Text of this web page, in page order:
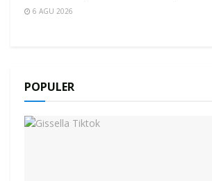
6 AGU 2026
POPULER